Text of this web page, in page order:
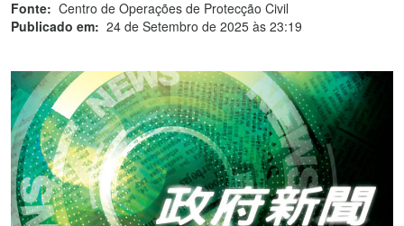
Fonte: Centro de Operações de Protecção Civil
Publicado em: 24 de Setembro de 2025 às 23:19